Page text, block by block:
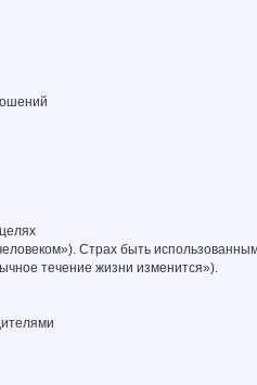
Страх быть
течение жизни изменится»).